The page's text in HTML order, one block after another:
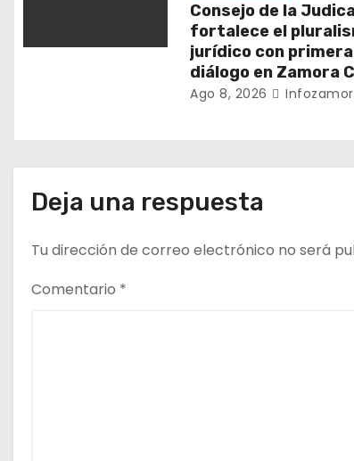
t
a
Consejo de la
fortalece el
jurídico con
diálogo en Zamora
Ago 8, 2026
Deja una respuesta
Tu dirección de correo electrónico no será
Comentario *